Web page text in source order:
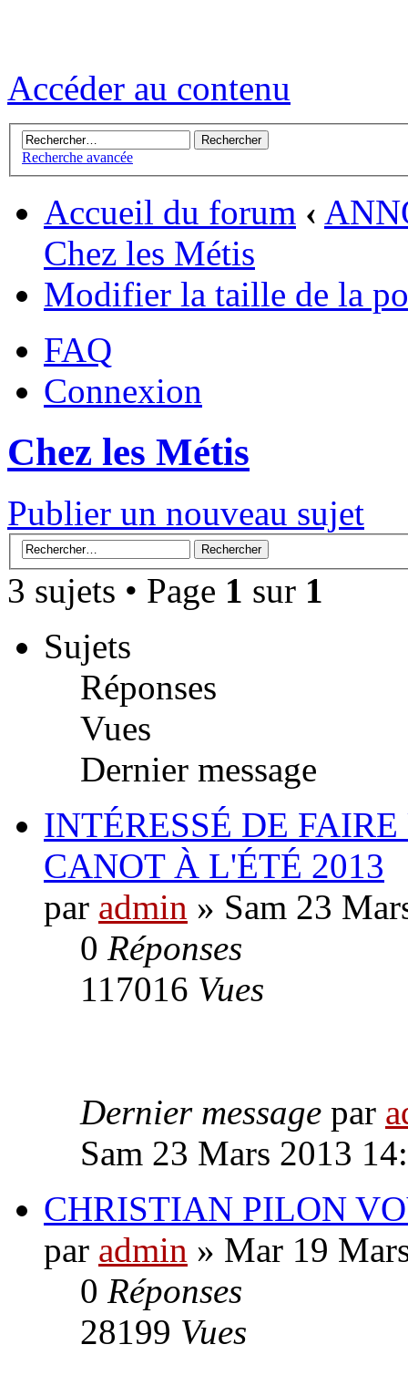
Accéder au contenu
Recherche avancée
Accueil du forum ‹
Chez les Métis
Modifier la taille de la
FAQ
Connexion
Chez les Métis
Publier un nouveau sujet
3 sujets • Page 1 sur 1
Sujets
Réponses
Vues
Dernier message
INTÉRESSÉ DE
CANOT À L'ÉTÉ 2013
par admin » Sam 23
0 Réponses
117016 Vues
Dernier message par
Sam 23 Mars 2013
CHRISTIAN PILON
par admin » Mar 19
0 Réponses
28199 Vues